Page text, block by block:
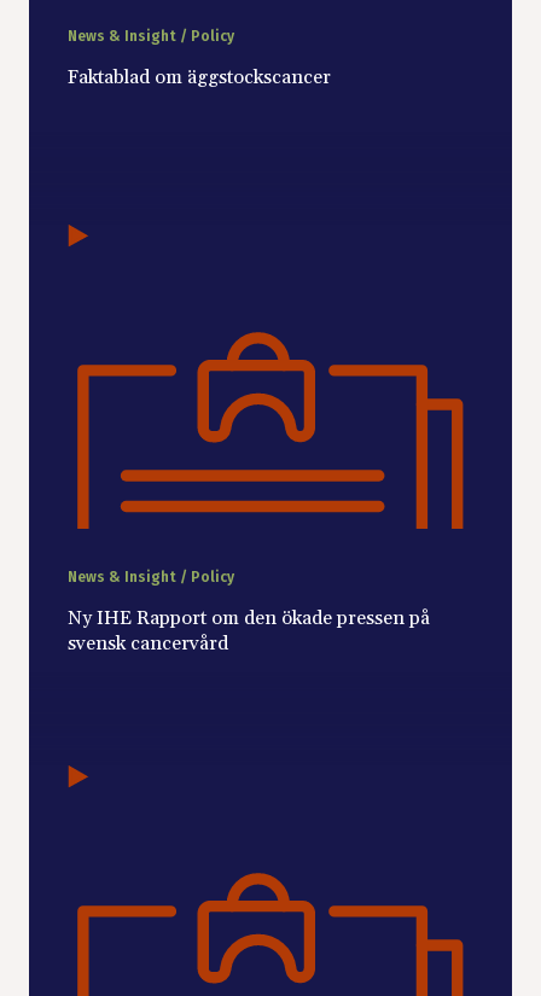
News & Insight / Policy
Faktablad om äggstockscancer
News & Insight / Policy
Ny IHE Rapport om den ökade pressen på
svensk cancervård